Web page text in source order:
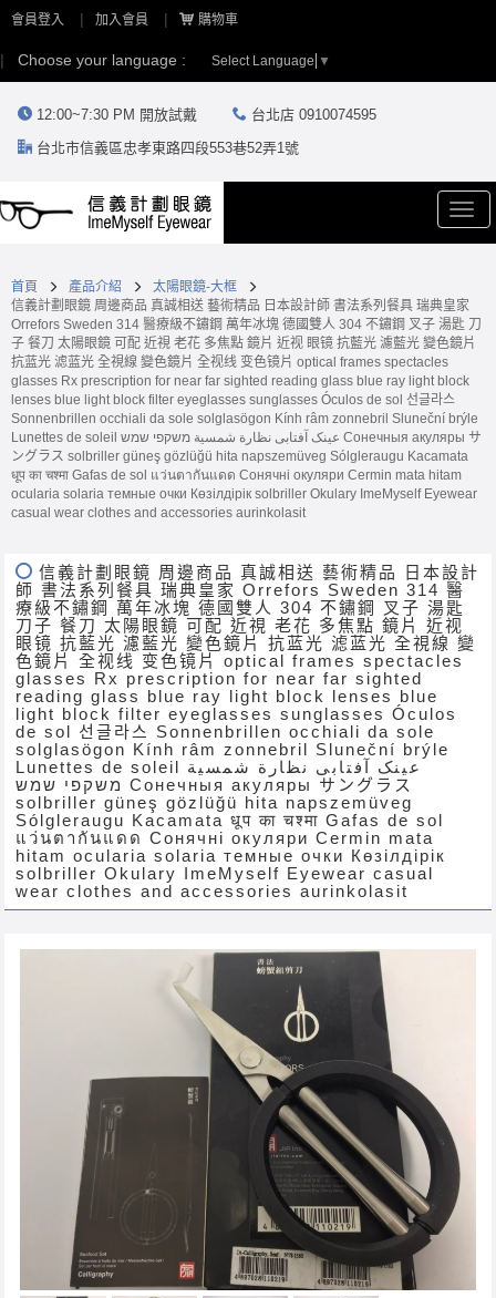
會員登入 加入會員 購物車
Choose your language : Select Language ▼
12:00~7:30 PM 開放試戴
台北店 0910074595
台北市信義區忠孝東路四段553巷52弄1號
首頁 產品介紹
太陽眼鏡-大框
信義計劃眼鏡 周邊商品 真誠相送 藝術精品 日本設計師 書法系列餐具 瑞典皇家
Orrefors Sweden 314 醫療級不鏽鋼 萬年冰塊 德國雙人 304 不鏽鋼 叉子 湯匙 刀
子 餐刀 太陽眼鏡 可配 近視 老花 多焦點 鏡片 近视 眼镜 抗藍光 濾藍光 變色鏡片
抗蓝光 滤蓝光 全視線 變色鏡片 全视线 变色镜片 optical frames spectacles
glasses Rx prescription for near far sighted reading glass blue ray light block
lenses blue light block filter eyeglasses sunglasses Óculos de sol 선글라스
Sonnenbrillen occhiali da sole solglasögon Kính râm zonnebril Sluneční brýle
Lunettes de soleil عینک آفتابی نظارة شمسية משקפי שמש Сонечныя акуляры サ
ングラス solbriller güneş gözlüğü hita napszemüveg Sólgleraugu Kacamata
धूप का चश्मा Gafas de sol แว่นตากันแดด Сонячні окуляри Cermin mata hitam
ocularia solaria темные очки Көзілдірік solbriller Okulary ImeMyself Eyewear
casual wear clothes and accessories aurinkolasit
信義計劃眼鏡 周邊商品 真誠相送 藝術精品 日本設計
師 書法系列餐具 瑞典皇家 Orrefors Sweden 314 醫
療級不鏽鋼 萬年冰塊 德國雙人 304 不鏽鋼 叉子 湯匙
刀子 餐刀 太陽眼鏡 可配 近視 老花 多焦點 鏡片 近视
眼镜 抗藍光 濾藍光 變色鏡片 抗蓝光 滤蓝光 全視線 變
色鏡片 全视线 变色镜片 optical frames spectacles
glasses Rx prescription for near far sighted
reading glass blue ray light block lenses blue
light block filter eyeglasses sunglasses Óculos
de sol 선글라스 Sonnenbrillen occhiali da sole
solglasögon Kính râm zonnebril Sluneční brýle
Lunettes de soleil عینک آفتابی نظارة شمسية
משקפי שמש Сонечныя акуляры サングラス
solbriller güneş gözlüğü hita napszemüveg
Sólgleraugu Kacamata धूप का चश्मा Gafas de sol
แว่นตากันแดด Сонячні окуляри Cermin mata
hitam ocularia solaria темные очки Көзілдірік
solbriller Okulary ImeMyself Eyewear casual
wear clothes and accessories aurinkolasit